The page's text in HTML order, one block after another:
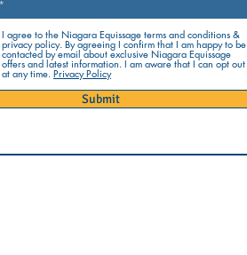
I agree to the Niagara Equissage terms and conditions &
privacy policy. By agreeing I confirm that I am happy to be
contacted by email about exclusive Niagara Equissage
offers and latest information. I am aware that I can opt out
at any time. Privacy Policy
Submit